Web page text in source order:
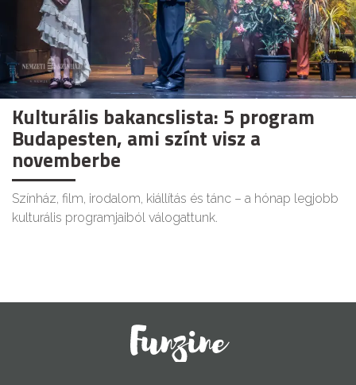
Kulturális bakancslista: 5 program
Budapesten, ami színt visz a
novemberbe
Színház, film, irodalom, kiállítás és tánc – a hónap legjobb
kulturális programjaiból válogattunk.